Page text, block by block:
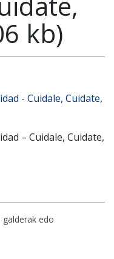
kb)
- Cuidale, Cuidate,
– Cuidale, Cuidate,
galderak edo